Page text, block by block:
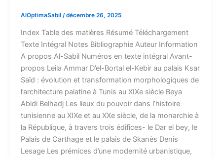
AlOptimaSabil /décembre 26, 2025
Index​ Table des matières Résumé Téléchargement
Texte Intégral Notes Bibliographie Auteur​ Information
A propos Al-Sabil​ Numéros en texte intégral​ Avant-
propos Leila Ammar D’el-Bortal el-Kebir au palais Ksar
Saïd : évolution et transformation morphologiques de
l’architecture palatine à Tunis au XIXe siècle Beya
Abidi Belhadj Les lieux du pouvoir dans l’histoire
tunisienne au XIXe et au XXe siècle, de la monarchie à
la République, à travers trois édifices- le Dar el bey, le
Palais de Carthage et le palais de Skanès Denis
Lesage Les prémices d’une modernité urbanistique,